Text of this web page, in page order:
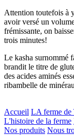
Attention toutefois à
avoir versé un
frémissante, on
trois minutes!
Le kasha surnommé
brandit le titre de
des acides aminés
ribambelle de
Accueil LA ferme de
L'histoire de la ferme
Nos produits Nous